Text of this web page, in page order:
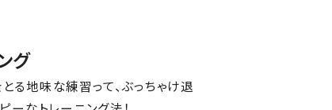
グ
る地味な練習って、ぶっちゃけ退